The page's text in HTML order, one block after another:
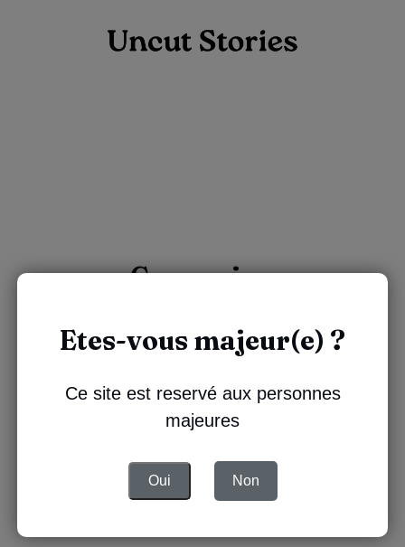
Etes-vous majeur(e) ?
Ce site est reservé aux personnes
majeures
Oui Non
Connexion
Envoyer le lien de connexion
Vous n'avez pas de compte encore ?